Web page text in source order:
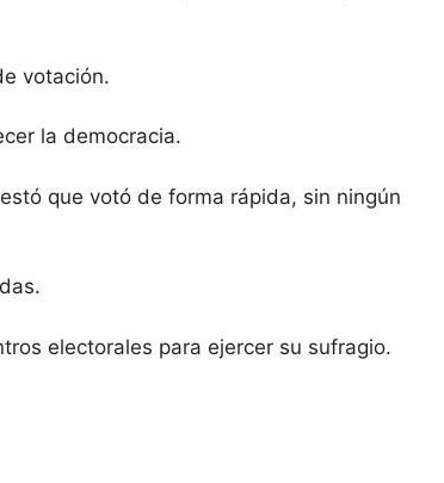
votación.
la democracia.
que votó de forma rápida, sin ningún
electorales para ejercer su sufragio.